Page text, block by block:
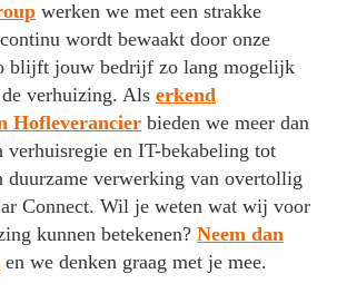
werken we met een strakke
wordt bewaakt door onze
blijft jouw bedrijf zo lang mogelijk
verhuizing. Als erkend
Hofleverancier bieden we meer dan
verhuisregie en IT-bekabeling tot
duurzame verwerking van overtollig
Connect. Wil je weten wat wij voor
kunnen betekenen? Neem dan
en we denken graag met je mee.